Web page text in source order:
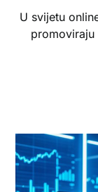
U svijetu